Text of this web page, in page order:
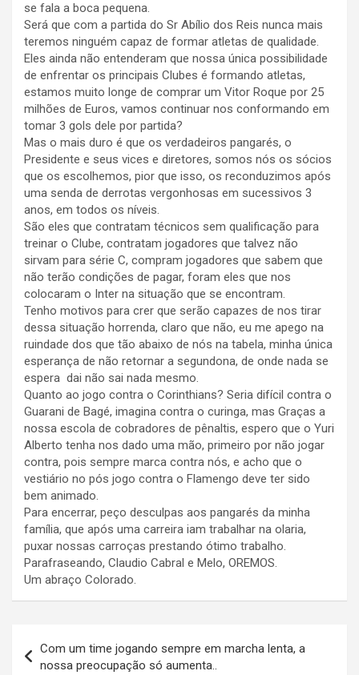
se fala a boca pequena.
Será que com a partida do Sr Abílio dos Reis nunca mais
teremos ninguém capaz de formar atletas de qualidade.
Eles ainda não entenderam que nossa única possibilidade
de enfrentar os principais Clubes é formando atletas,
estamos muito longe de comprar um Vitor Roque por 25
milhões de Euros, vamos continuar nos conformando em
tomar 3 gols dele por partida?
Mas o mais duro é que os verdadeiros pangarés, o
Presidente e seus vices e diretores, somos nós os sócios
que os escolhemos, pior que isso, os reconduzimos após
uma senda de derrotas vergonhosas em sucessivos 3
anos, em todos os níveis.
São eles que contratam técnicos sem qualificação para
treinar o Clube, contratam jogadores que talvez não
sirvam para série C, compram jogadores que sabem que
não terão condições de pagar, foram eles que nos
colocaram o Inter na situação que se encontram.
Tenho motivos para crer que serão capazes de nos tirar
dessa situação horrenda, claro que não, eu me apego na
ruindade dos que tão abaixo de nós na tabela, minha única
esperança de não retornar a segundona, de onde nada se
espera dai não sai nada mesmo.
Quanto ao jogo contra o Corinthians? Seria difícil contra o
Guarani de Bagé, imagina contra o curinga, mas Graças a
nossa escola de cobradores de pênaltis, espero que o Yuri
Alberto tenha nos dado uma mão, primeiro por não jogar
contra, pois sempre marca contra nós, e acho que o
vestiário no pós jogo contra o Flamengo deve ter sido
bem animado.
Para encerrar, peço desculpas aos pangarés da minha
família, que após uma carreira iam trabalhar na olaria,
puxar nossas carroças prestando ótimo trabalho.
Parafraseando, Claudio Cabral e Melo, OREMOS.
Um abraço Colorado.
de
Com um time jogando sempre em marcha lenta, a
nossa preocupação só aumenta..